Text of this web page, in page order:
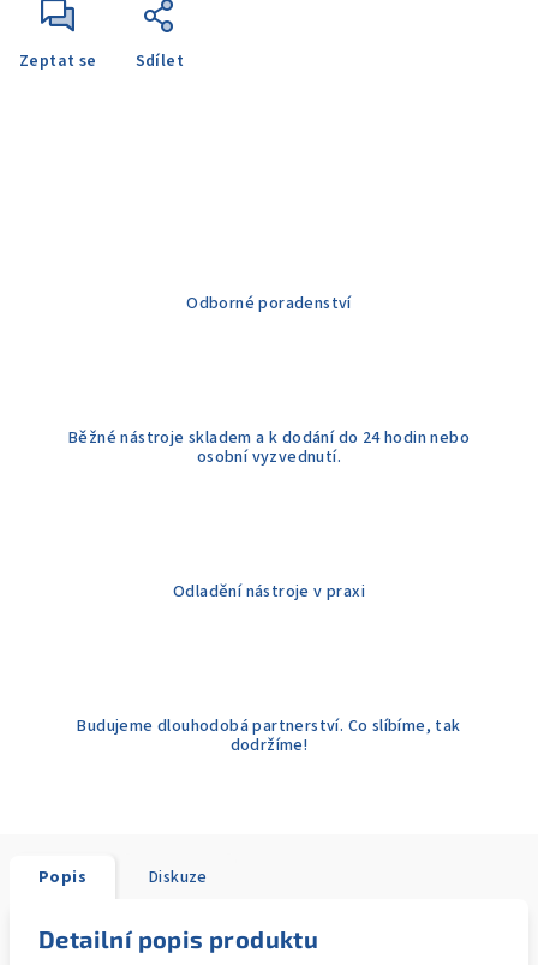
Zeptat se Sdílet
Odborné poradenství
Běžné nástroje skladem a k dodání do 24 hodin nebo
osobní vyzvednutí.
Odladění nástroje v praxi
Budujeme dlouhodobá partnerství. Co slíbíme, tak
dodržíme!
Popis Diskuze
Detailní popis produktu